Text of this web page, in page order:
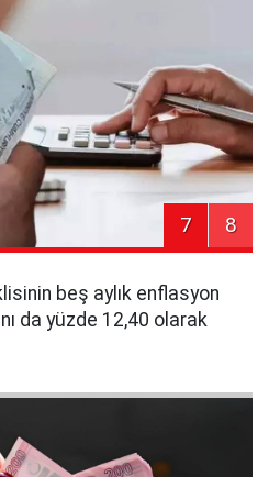
7 8
beş aylık enflasyon
da yüzde 12,40 olarak